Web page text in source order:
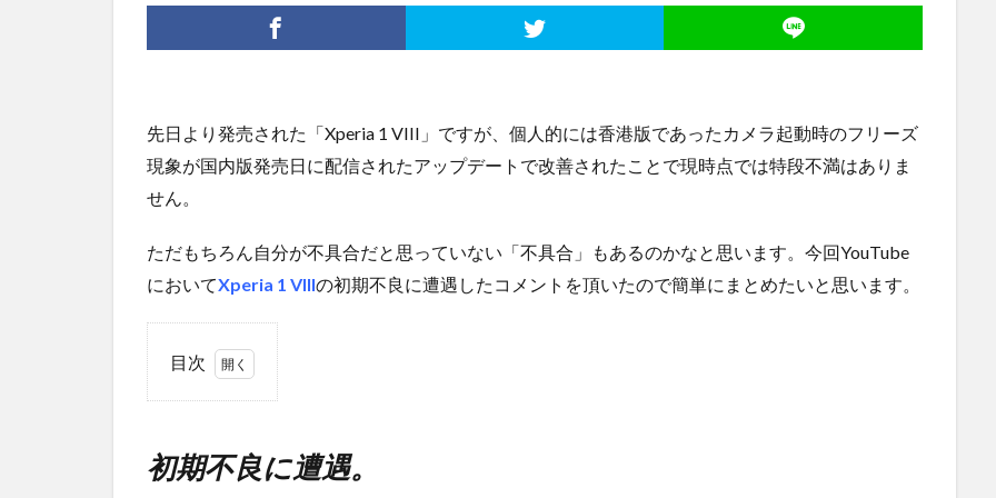
先日より発売された「Xperia 1 VIII」ですが、個人的には香港版であったカメラ起動時のフリーズ
現象が国内版発売日に配信されたアップデートで改善されたことで現時点では特段不満はありま
せん。
ただもちろん自分が不具合だと思っていない「不具合」もあるのかなと思います。今回YouTube
においてXperia 1 VIIIの初期不良に遭遇したコメントを頂いたので簡単にまとめたいと思います。
目次
に遭
初期不良に遭遇。